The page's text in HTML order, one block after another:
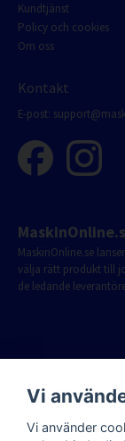
Kundtjänst
Policy och cookies
Om oss
Kontakt
E-post:
MaskinOnline.se
välja rätt produkt till
de ledande
Vi
Vi använder